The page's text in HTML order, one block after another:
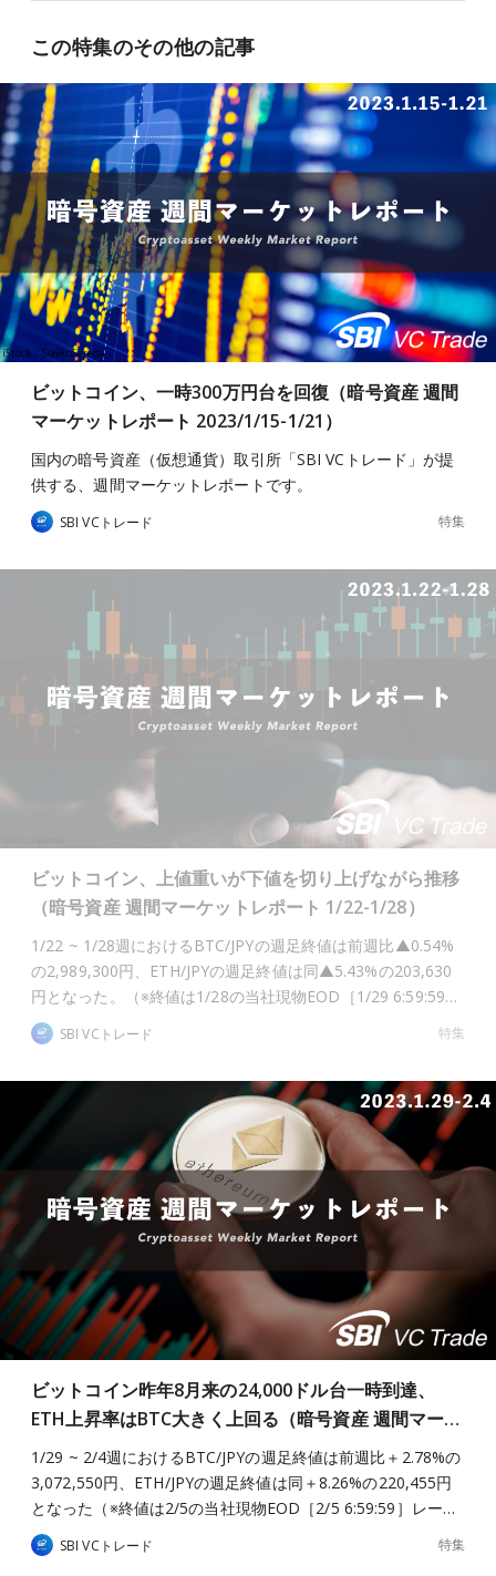
この特集のその他の記事
ビットコイン、一時300万円台を回復（暗号資産 週間
マーケットレポート 2023/1/15-1/21）
国内の暗号資産（仮想通貨）取引所「SBI VCトレード」が提
供する、週間マーケットレポートです。
SBI VCトレード 特集
ビットコイン、上値重いが下値を切り上げながら推移
（暗号資産 週間マーケットレポート 1/22-1/28）
1/22 ~ 1/28週におけるBTC/JPYの週足終値は前週比▲0.54%
の2,989,300円、ETH/JPYの週足終値は同▲5.43%の203,630
円となった。（※終値は1/28の当社現物EOD［1/29 6:59:59…
SBI VCトレード 特集
ビットコイン昨年8月来の24,000ドル台一時到達、
ETH上昇率はBTC大きく上回る（暗号資産 週間マー…
1/29 ~ 2/4週におけるBTC/JPYの週足終値は前週比＋2.78%の
3,072,550円、ETH/JPYの週足終値は同＋8.26%の220,455円
となった（※終値は2/5の当社現物EOD［2/5 6:59:59］レー…
SBI VCトレード 特集